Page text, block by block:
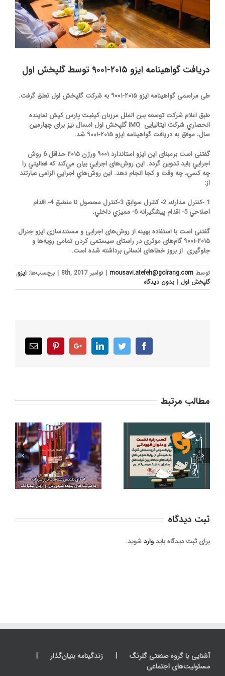
دریافت گواهینامه ایزو ۲۰۱۵-۹۰۰۱ توسط گلپخش اول
طی مراسمی گواهینامه ایزو ۲۰۱۵-۹۰۰۱ به شرکت گلپخش اول تعلق گرفت.
طبق اعلام شرکت توسعه بین الملل مرزبان کیفیت پارس کیش نماينده
انحصاري شرکت ایتالیایی IMQ گلپخش اول امسال نیز برای چهارمین
سال، موفق به دریافت گواهینامه ایزو ۲۰۱۵-۹۰۰۱ شد.
گفتنی است برمبنای این ایزو استاندارد ۹۰۰۱ ورژن ۲۰۱۵ حداقل 6 روش
اجرايي بايد تدوين گردد. این روش‌های اجرايي بيان مي‌كند كه فعاليتي را
چه كسي، چه وقت و كجا انجام دهد. اين روش‌هاي اجرايي الزامی عبارتند
از:
1 -كنترل مدارك 2- كنترل سوابق 3-كنترل محصول نا منطبق 4- اقدام
اصلاحي 5- اقدام پيشگيرانه 6- مميزي داخلي.
گفتنی است با استفاده بهینه از روش‌های اجرایی و مستندسازی ایزو جنرال
۲۰۱۵-۹۰۰۱ گام‌های موثری در راستای سیستمی کردن تمامی رویه‌ها و
جلوگیری از بروز خطاهای انسانی برداشته شده است.
توسط mousavi.atefeh@golrang.com
| نوامبر 8th, 2017 | برچسب‌ها: ایزو,
گلپخش اول | بدون ديدگاه
Facebook
Twitter
LinkedIn
Google+
Pinterest
Email
مطالب مرتبط
کسب رتبه نخست و
عنوان قهرمانی روابط
عمومی گروه صنعتی
گلرنگ به نمایندگی از
روابط عمومی‌های
شرکت‌های تابعه در بین
شرکت‌های پیشران
بخش خصوصی کشور
تقدیر از ۱۶ استارتاپ در
اختتامیه اولین دوره
جایزه استارتاپی استاد
محمدکریم فضلی
ثبت ديدگاه
برای ثبت دیدگاه باید واردشوید.
آشنایی با گروه صنعتی گلرنگ
زندگینامه بنیان‌گذار
مسئولیت‌های اجتماعی